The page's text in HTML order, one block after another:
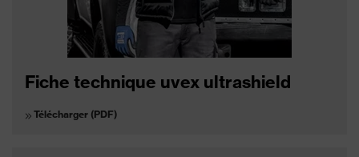
Fiche technique uvex ultrashield
Télécharger (PDF)